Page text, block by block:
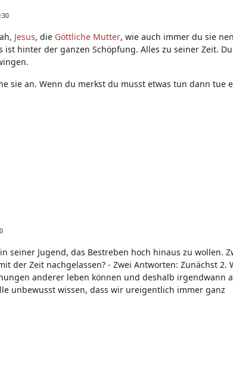
Jesus, die Göttliche Mutter, wie auch immer du sie
hinter der ganzen Schöpfung. Alles zu seiner Zeit.
sie an. Wenn du merkst du musst etwas tun dann tue
seiner Jugend, das Bestreben hoch hinaus zu wollen.
der Zeit nachgelassen? - Zwei Antworten: Zunächst
anderer leben können und deshalb irgendwann
unbewusst wissen, dass wir ureigentlich immer ganz